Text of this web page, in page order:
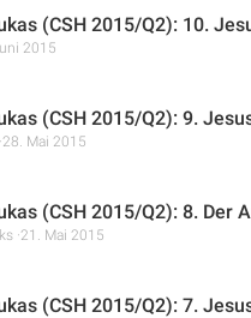
(CSH 2015/Q2): 10.
2015
(CSH 2015/Q2): 9.
28. Mai 2015
(CSH 2015/Q2): 8. Der
21. Mai 2015
(CSH 2015/Q2): 7.